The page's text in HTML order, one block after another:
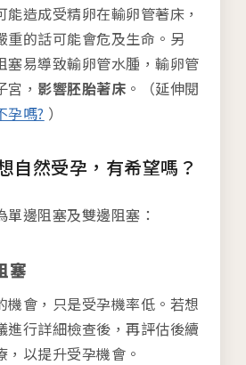
造成受精卵在輸卵管著床，
重的話可能會危及生命。另
塞易導致輸卵管水腫，輸卵管
， 影響胚胎著床 。（延伸閱
孕嗎? ）
自然受孕，有希望嗎？
邊阻塞及雙邊阻塞：
塞
機會，只是受孕機率低。若想
進行詳細檢查後，再評估後續
以提升受孕機會。